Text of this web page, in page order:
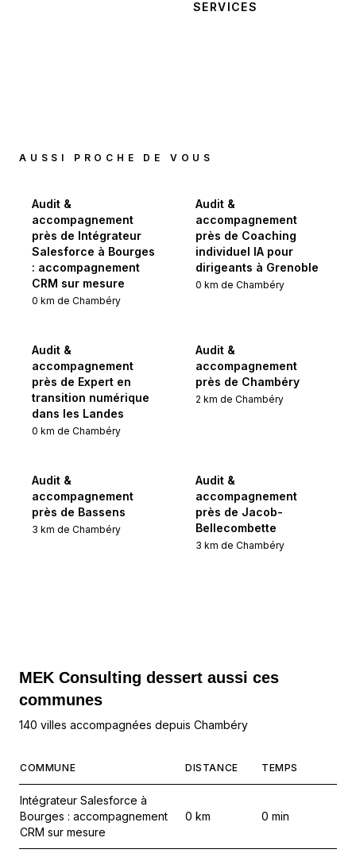
SERVICES
AUSSI PROCHE DE VOUS
Audit &
accompagnement
près de Intégrateur
Salesforce à Bourges
: accompagnement
CRM sur mesure
0 km de Chambéry
Audit &
accompagnement
près de Coaching
individuel IA pour
dirigeants à Grenoble
0 km de Chambéry
Audit &
accompagnement
près de Expert en
transition numérique
dans les Landes
0 km de Chambéry
Audit &
accompagnement
près de Chambéry
2 km de Chambéry
Audit &
accompagnement
près de Bassens
3 km de Chambéry
Audit &
accompagnement
près de Jacob-
Bellecombette
3 km de Chambéry
MEK Consulting dessert aussi ces
communes
140 villes accompagnées depuis Chambéry
COMMUNE DISTANCE TEMPS
Intégrateur Salesforce à
Bourges : accompagnement
CRM sur mesure
0 km 0 min